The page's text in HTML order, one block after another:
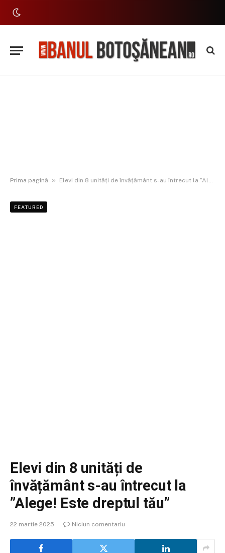
Prima pagină » Elevi din 8 unități de învățământ s-au întrecut la ”Alege! Este dreptul tău”
FEATURED
Elevi din 8 unități de
învățământ s-au întrecut la
”Alege! Este dreptul tău”
22 martie 2025 Niciun comentariu